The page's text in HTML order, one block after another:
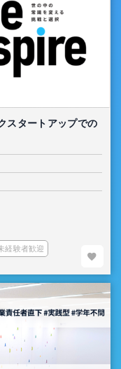
スタートアップでの
経験者歓迎